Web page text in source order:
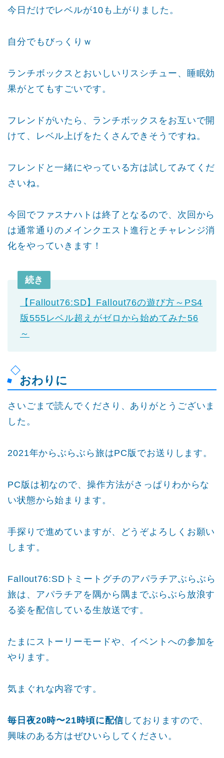
今日だけでレベルが10も上がりました。
自分でもびっくりｗ
ランチボックスとおいしいリスシチュー、睡眠効
果がとてもすごいです。
フレンドがいたら、ランチボックスをお互いで開
けて、レベル上げをたくさんできそうですね。
フレンドと一緒にやっている方は試してみてくだ
さいね。
今回でファスナハトは終了となるので、次回から
は通常通りのメインクエスト進行とチャレンジ消
化をやっていきます！
続き
【Fallout76:SD】Fallout76の遊び方～PS4
版555レベル超えがゼロから始めてみた56
～
おわりに
さいごまで読んでくださり、ありがとうございま
した。
2021年からぶらぶら旅はPC版でお送りします。
PC版は初なので、操作方法がさっぱりわからな
い状態から始まります。
手探りで進めていますが、どうぞよろしくお願い
します。
Fallout76:SDトミートグチのアパラチアぶらぶら
旅は、アパラチアを隅から隅までぶらぶら放浪す
る姿を配信している生放送です。
たまにストーリーモードや、イベントへの参加を
やります。
気まぐれな内容です。
毎日夜20時〜21時頃に配信 しておりますので、
興味のある方はぜひいらしてください。